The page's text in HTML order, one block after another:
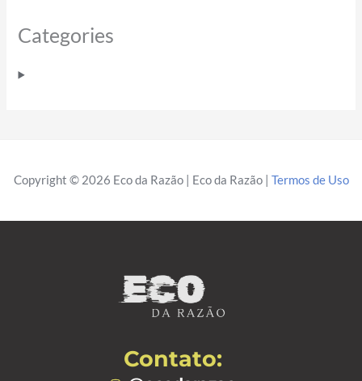
Categories
Copyright © 2026 Eco da Razão | Eco da Razão | Termos de Uso
Contato: